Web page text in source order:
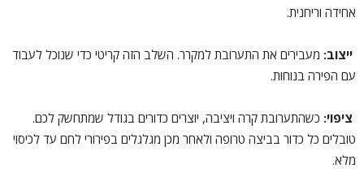
אחידה וריחנית.
ייצוב: מעבירים את התערובת למקרר. השלב הזה קריטי כדי שנוכל לעבוד
עם הפירה בנוחות.
ציפוי: כשהתערובת קרה ויציבה, יוצרים כדורים בגודל שמתחשק לכם.
טובלים כל כדור בביצה טרופה ולאחר מכן מגלגלים בפירורי לחם עד לכיסוי
מלא.